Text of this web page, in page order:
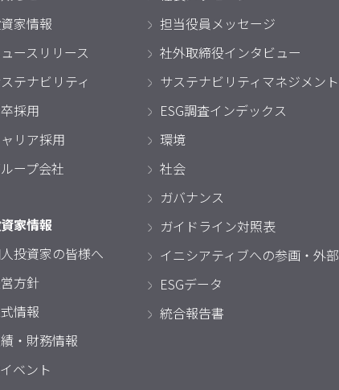
家情報
ースリリース
テナビリティ
採用
リア採用
ープ会社
家情報
投資家の皆様へ
方針
情報
・財務情報
ベント
担当役員メッセージ
社外取締役インタビュー
サステナビリティマネジメント
ESG調査インデックス
環境
社会
ガバナンス
ガイドライン対照表
イニシアティブへの参画・外
ESGデータ
統合報告書